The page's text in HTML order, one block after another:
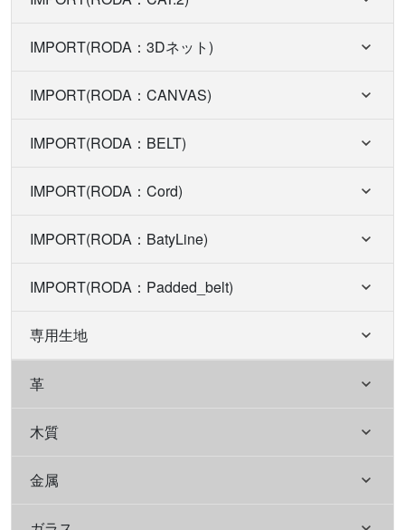
IMPORT(RODA：3Dネット)
IMPORT(RODA：CANVAS)
IMPORT(RODA：BELT)
IMPORT(RODA：Cord)
IMPORT(RODA：BatyLine)
IMPORT(RODA：Padded_belt)
専用生地
革
木質
金属